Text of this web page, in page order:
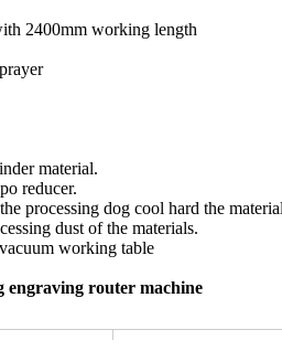
2400mm working length
material.
reducer.
processing dog cool hard the
dust of the materials.
working table
engraving router machine